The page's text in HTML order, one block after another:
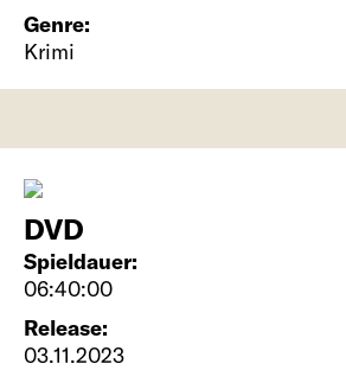
Genre:
Krimi
DVD
Spieldauer:
06:40:00
Release:
03.11.2023